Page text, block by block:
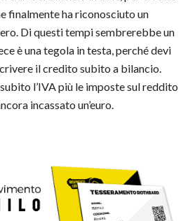
finalmente ha riconosciuto un
Di questi tempi sembrerebbe un
è una tegola in testa, perché devi
il credito subito a bilancio.
l’IVA più le imposte sul reddito
incassato un’euro.